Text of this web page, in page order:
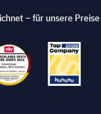
– für unsere